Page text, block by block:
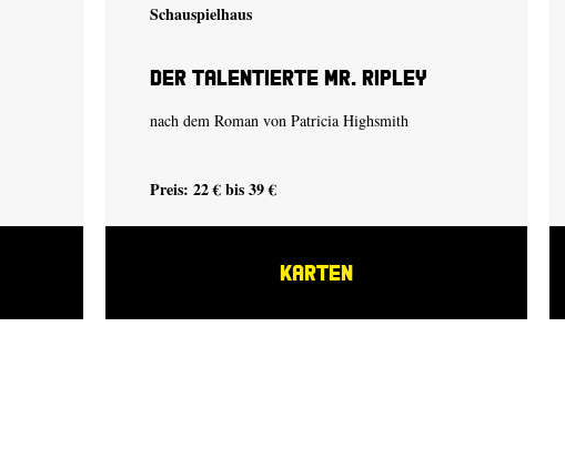
Schauspielhaus
Der talentierte Mr. Ripley
nach dem Roman von Patricia Highsmith
Preis: 22 € bis 39 €
KARTEN